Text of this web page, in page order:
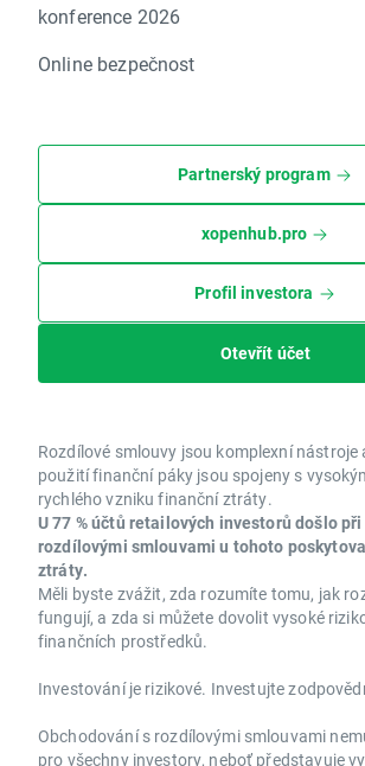
konference 2026
Online bezpečnost
Partnerský program
xopenhub.pro
Profil investora
Otevřít účet
Rozdílové smlouvy jsou komplexní nástroje
použití finanční páky jsou spojeny s
rychlého vzniku finanční ztráty.
U 77 % účtů retailových investorů došlo
rozdílovými smlouvami u tohoto
ztráty.
Měli byste zvážit, zda rozumíte tomu, jak
fungují, a zda si můžete dovolit vysoké
finančních prostředků.
Investování je rizikové. Investujte
Obchodování s rozdílovými smlouvami
pro všechny investory, neboť představuje